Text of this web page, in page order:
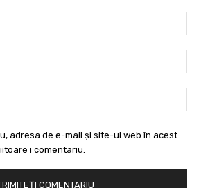
adresa de e-mail și site-ul web în acest
i comentariu.